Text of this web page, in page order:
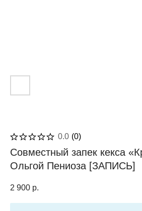
0.0 (0)
Совместный запек кекса
Ольгой Пениоза [ЗАПИСЬ]
2 900 р.